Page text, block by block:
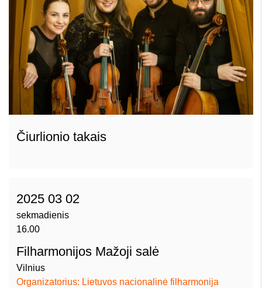
Čiurlionio takais
2025 03 02
sekmadienis
16.00
Filharmonijos Mažoji salė
Vilnius
Organizatorius: Lietuvos nacionalinė filharmonija